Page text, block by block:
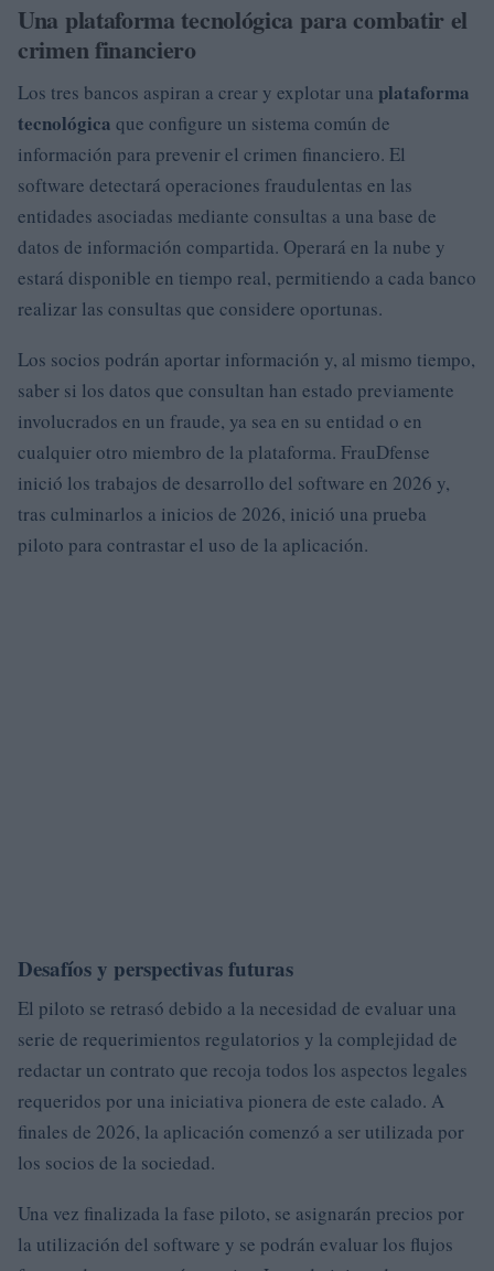
Una plataforma tecnológica para combatir el
crimen financiero
Los tres bancos aspiran a crear y explotar una plataforma
tecnológica que configure un sistema común de
información para prevenir el crimen financiero. El
software detectará operaciones fraudulentas en las
entidades asociadas mediante consultas a una base de
datos de información compartida. Operará en la nube y
estará disponible en tiempo real, permitiendo a cada banco
realizar las consultas que considere oportunas.
Los socios podrán aportar información y, al mismo tiempo,
saber si los datos que consultan han estado previamente
involucrados en un fraude, ya sea en su entidad o en
cualquier otro miembro de la plataforma. FrauDfense
inició los trabajos de desarrollo del software en 2026 y,
tras culminarlos a inicios de 2026, inició una prueba
piloto para contrastar el uso de la aplicación.
Desafíos y perspectivas futuras
El piloto se retrasó debido a la necesidad de evaluar una
serie de requerimientos regulatorios y la complejidad de
redactar un contrato que recoja todos los aspectos legales
requeridos por una iniciativa pionera de este calado. A
finales de 2026, la aplicación comenzó a ser utilizada por
los socios de la sociedad.
Una vez finalizada la fase piloto, se asignarán precios por
la utilización del software y se podrán evaluar los flujos